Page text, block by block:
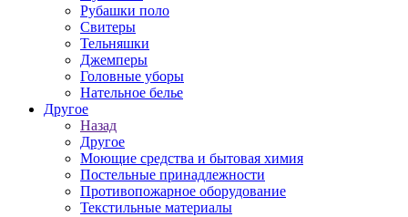
Рубашки поло
Свитеры
Тельняшки
Джемперы
Головные уборы
Нательное белье
Другое
Назад
Другое
Моющие средства и бытовая химия
Постельные принадлежности
Противопожарное оборудование
Текстильные материалы